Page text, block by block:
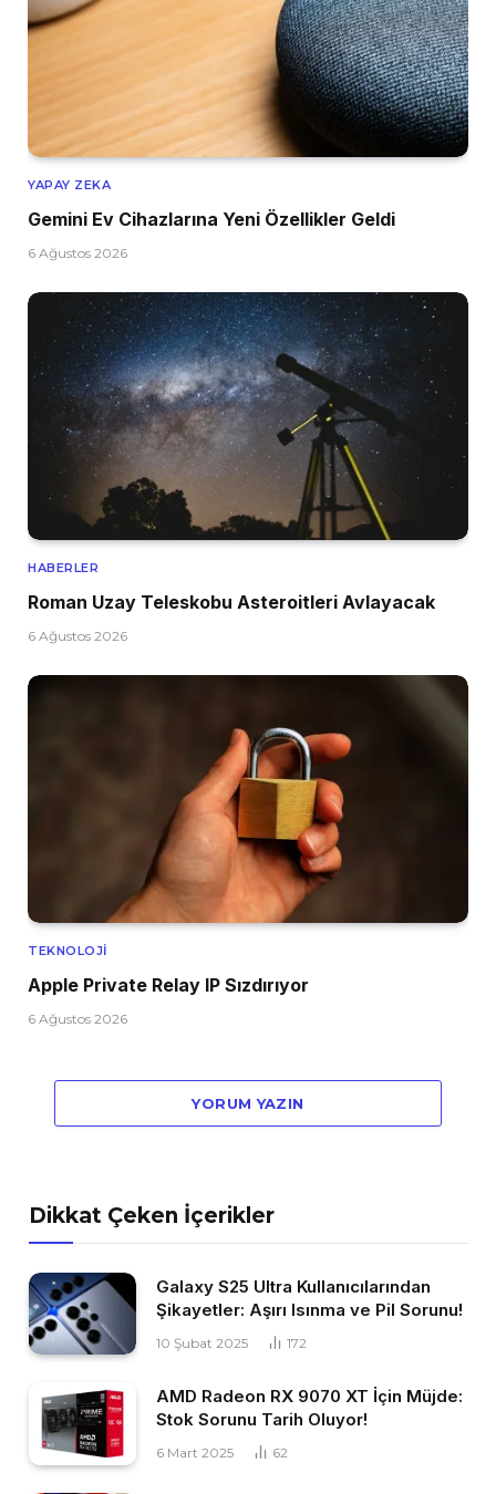
YAPAY ZEKA
Gemini Ev Cihazlarına Yeni Özellikler Geldi
6 Ağustos 2026
HABERLER
Roman Uzay Teleskobu Asteroitleri Avlayacak
6 Ağustos 2026
TEKNOLOJI
Apple Private Relay IP Sızdırıyor
6 Ağustos 2026
YORUM YAZIN
Dikkat Çeken İçerikler
Galaxy S25 Ultra Kullanıcılarından
Şikayetler: Aşırı Isınma ve Pil Sorunu!
10 Şubat 2025 172
AMD Radeon RX 9070 XT İçin Müjde:
Stok Sorunu Tarih Oluyor!
6 Mart 2025 62